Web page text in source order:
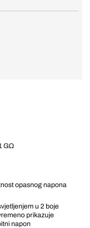
GΩ
opasnog napona
u 2 boje
prikazuje
napon